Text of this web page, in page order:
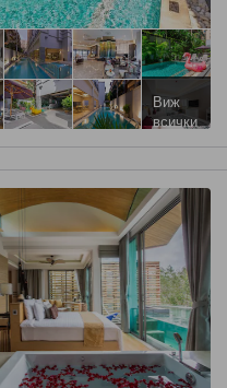
Виж
всички